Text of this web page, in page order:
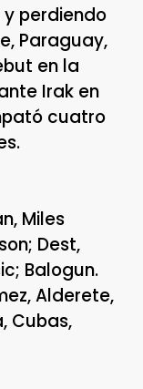
perdiendo
Paraguay,
en la
Irak en
cuatro
Miles
Dest,
Balogun.
Alderete,
Cubas,